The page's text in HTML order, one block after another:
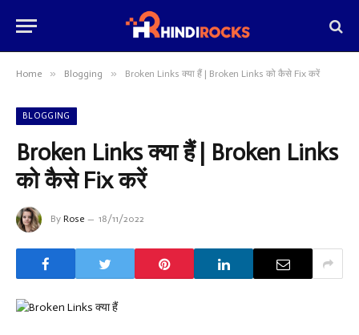
Home » Blogging » Broken Links क्या हैं | Broken Links को कैसे Fix करें
BLOGGING
Broken Links क्या हैं | Broken Links
को कैसे Fix करें
By Rose 18/11/2022